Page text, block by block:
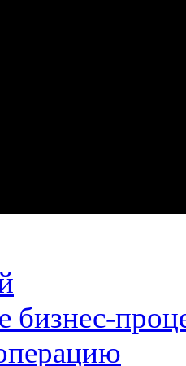
бизнес-